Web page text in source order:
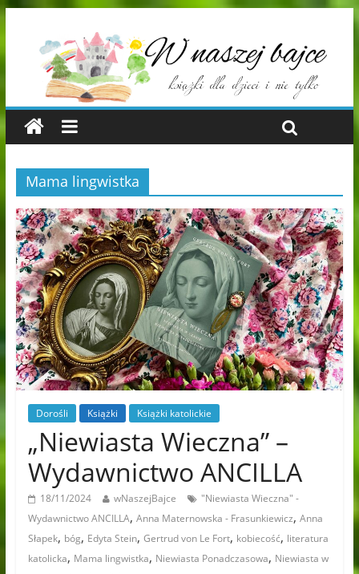
Mama lingwistka
Dorośli Książki Książki katolickie
„Niewiasta Wieczna” –
Wydawnictwo ANCILLA
18/11/2024 wNaszejBajce
"Niewiasta Wieczna" -
Wydawnictwo ANCILLA, Anna Maternowska - Frasunkiewicz, Anna
Słapek, bóg, Edyta Stein, Gertrud von Le Fort, kobiecość, literatura
katolicka, Mama lingwistka, Niewiasta Ponadczasowa, Niewiasta w